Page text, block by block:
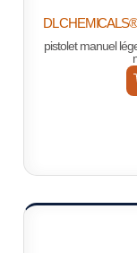
DL
pistolet manuel